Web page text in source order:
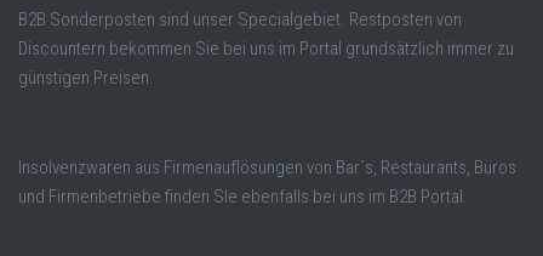
B2B Sonderposten sind unser Specialgebiet. Restposten von
Discountern bekommen Sie bei uns im Portal grundsätzlich immer zu
günstigen Preisen.
Insolvenzwaren aus Firmenauflösungen von Bar´s, Restaurants, Büros
und Firmenbetriebe finden SIe ebenfalls bei uns im B2B Portal.